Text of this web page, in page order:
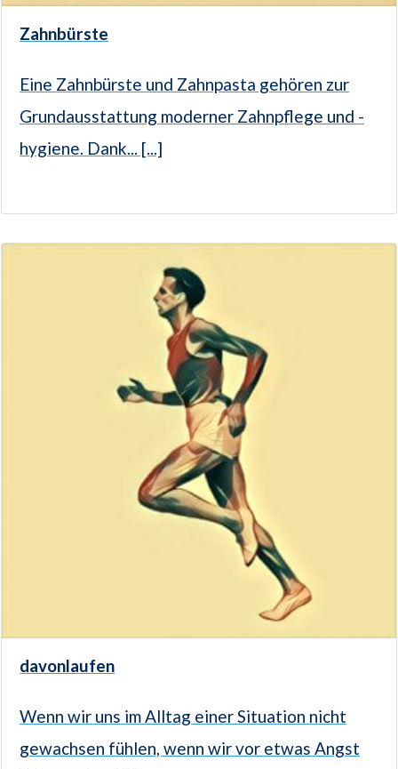
Zahnbürste
Eine Zahnbürste und Zahnpasta gehören zur
Grundausstattung moderner Zahnpflege und -
hygiene. Dank... [...]
davonlaufen
Wenn wir uns im Alltag einer Situation nicht
gewachsen fühlen, wenn wir vor etwas Angst